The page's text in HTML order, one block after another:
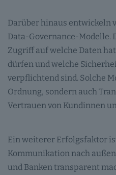
Darüber hinaus entwickeln
Data-Governance-Modelle.
Zugriff auf welche Daten
dürfen und welche
verpflichtend sind. Solche
Ordnung, sondern auch
Vertrauen von Kundinnen
Ein weiterer Erfolgsfaktor
Kommunikation nach
und Banken transparent